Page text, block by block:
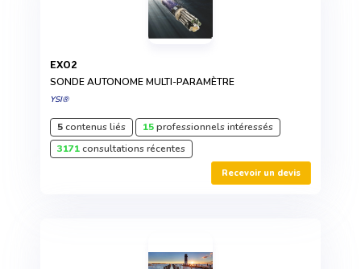
EXO2
SONDE AUTONOME MULTI-PARAMÈTRE
YSI®
5contenus liés 15professionnels intéressés
3171consultations récentes
Recevoir un devis